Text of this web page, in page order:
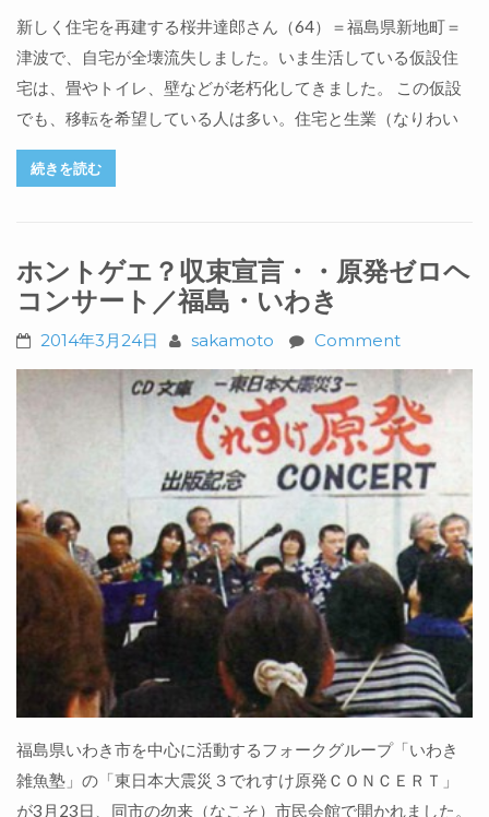
新しく住宅を再建する桜井達郎さん（64）＝福島県新地町＝
津波で、自宅が全壊流失しました。いま生活している仮設住
宅は、畳やトイレ、壁などが老朽化してきました。 この仮設
でも、移転を希望している人は多い。住宅と生業（なりわい
続きを読む
ホントゲエ？収束宣言・・原発ゼロヘ
コンサート／福島・いわき
2014年3月24日 sakamoto Comment
福島県いわき市を中心に活動するフォークグループ「いわき
雑魚塾」の「東日本大震災３でれすけ原発ＣＯＮＣＥＲＴ」
が3月23日、同市の勿来（なこそ）市民会館で開かれました。